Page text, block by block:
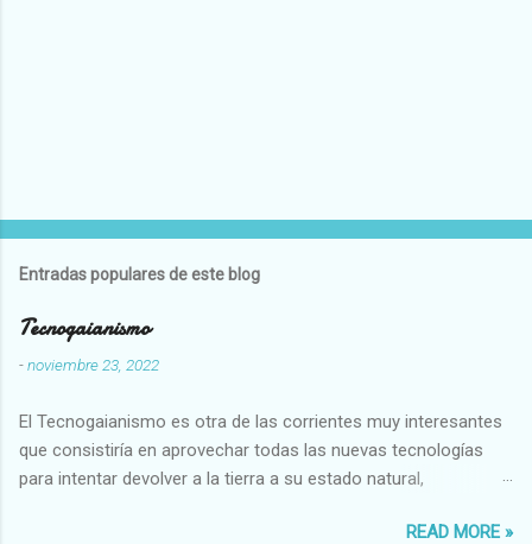
Entradas populares de este blog
Tecnogaianismo
-noviembre 23, 2022
El Tecnogaianismo es otra de las corrientes muy interesantes
que consistiría en aprovechar todas las nuevas tecnologías
para intentar devolver a la tierra a su estado natural,
READ MORE »